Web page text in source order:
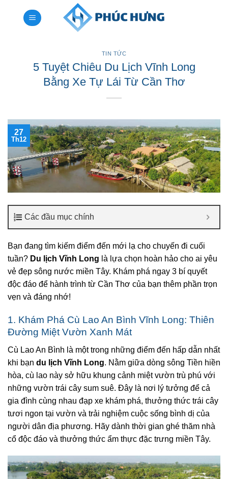
TIN TỨC
5 Tuyệt Chiêu Du Lịch Vĩnh Long
Bằng Xe Tự Lái Từ Cần Thơ
27
Th12
Các đầu mục chính
Bạn đang tìm kiếm điểm đến mới lạ cho chuyến đi cuối
tuần? Du lịch Vĩnh Long là lựa chọn hoàn hảo cho ai yêu
vẻ đẹp sông nước miền Tây. Khám phá ngay 3 bí quyết
độc đáo để hành trình từ Cần Thơ của bạn thêm phần trọn
vẹn và đáng nhớ!
1. Khám Phá Cù Lao An Bình Vĩnh Long: Thiên
Đường Miệt Vườn Xanh Mát
Cù Lao An Bình là một trong những điểm đến hấp dẫn nhất
khi bạn du lịch Vĩnh Long. Nằm giữa dòng sông Tiền hiền
hòa, cù lao này sở hữu khung cảnh miệt vườn trù phú với
những vườn trái cây sum suê. Đây là nơi lý tưởng để cả
gia đình cùng nhau đạp xe khám phá, thưởng thức trái cây
tươi ngon tại vườn và trải nghiệm cuộc sống bình dị của
người dân địa phương. Hãy dành thời gian ghé thăm nhà
cổ độc đáo và thưởng thức ẩm thực đặc trưng miền Tây.